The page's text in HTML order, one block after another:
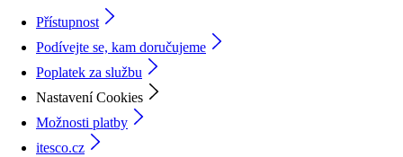
Přístupnost
Podívejte se, kam doručujeme
Poplatek za službu
Nastavení Cookies
Možnosti platby
itesco.cz